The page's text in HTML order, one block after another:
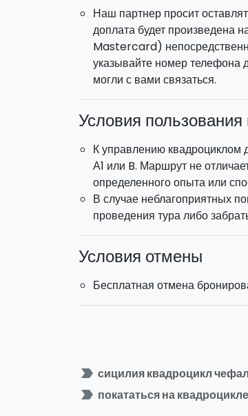
Наш партнер просит
доплата будет произведена
Mastercard)
указывайте номер телефона
могли с вами связаться.
Условия
К управлению квадроциклом
А1 или B. Маршрут не
определенного опыта или
В случае неблагоприятных
проведения тура либо
Условия отмены
Бесплатная отмена
label_important сицилия квадроцикл
label_important покататься на